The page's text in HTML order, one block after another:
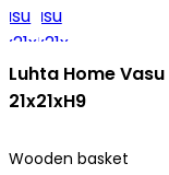
Luhta Home Vasu
21x21xH9
Wooden basket